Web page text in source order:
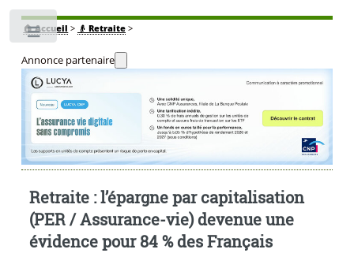
🏠Accueil > 👴 Retraite>
Annonce partenaire
Retraite : l’épargne par capitalisation
(PER / Assurance-vie) devenue une
évidence pour 84 % des Français
Toggle